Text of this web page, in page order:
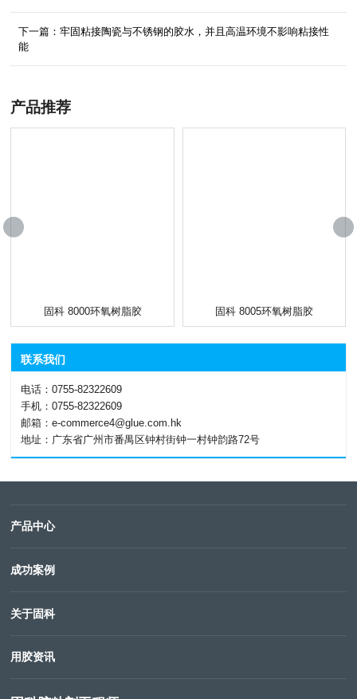
下一篇：牢固粘接陶瓷与不锈钢的胶水，并且高温环境不影响粘接性
能
产品推荐
固科 8000环氧树脂胶 固科 8005环氧树脂胶
联系我们
电话：0755-82322609
手机：0755-82322609
邮箱：e-commerce4@glue.com.hk
地址：广东省广州市番禺区钟村街钟一村钟韵路72号
产品中心
成功案例
关于固科
用胶资讯